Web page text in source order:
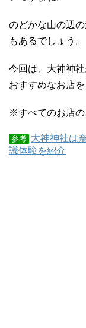
のどかな山の辺
もあるでしょう。
今回は、大神神
おすすめなお店
※すべてのお店の
参考 大神神社は
議体験を紹介